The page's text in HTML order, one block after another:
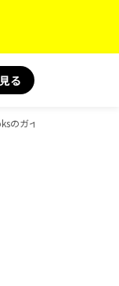
る
のガイドブック一覧